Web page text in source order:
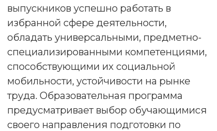
выпускников успешно работать в
избранной сфере деятельности,
обладать универсальными, предметно-
специализированными компетенциями,
способствующими их социальной
мобильности, устойчивости на рынке
труда. Образовательная программа
предусматривает выбор обучающимися
своего направления подготовки по